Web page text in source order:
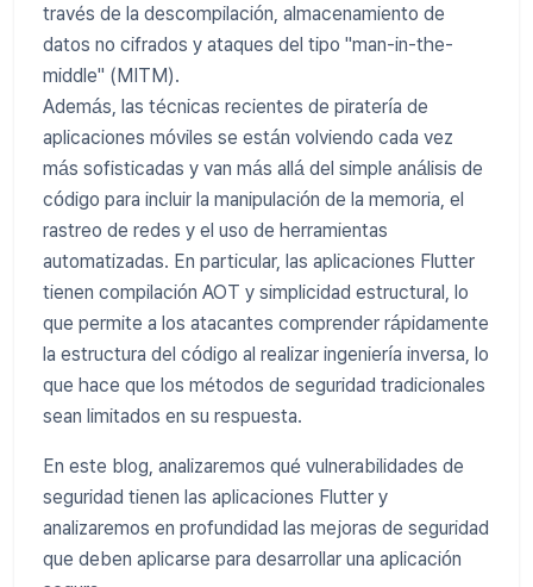
través de la descompilación, almacenamiento de
datos no cifrados y ataques del tipo "man-in-the-
middle" (MITM).
Además, las técnicas recientes de piratería de
aplicaciones móviles se están volviendo cada vez
más sofisticadas y van más allá del simple análisis de
código para incluir la manipulación de la memoria, el
rastreo de redes y el uso de herramientas
automatizadas. En particular, las aplicaciones Flutter
tienen compilación AOT y simplicidad estructural, lo
que permite a los atacantes comprender rápidamente
la estructura del código al realizar ingeniería inversa, lo
que hace que los métodos de seguridad tradicionales
sean limitados en su respuesta.
En este blog, analizaremos qué vulnerabilidades de
seguridad tienen las aplicaciones Flutter y
analizaremos en profundidad las mejoras de seguridad
que deben aplicarse para desarrollar una aplicación